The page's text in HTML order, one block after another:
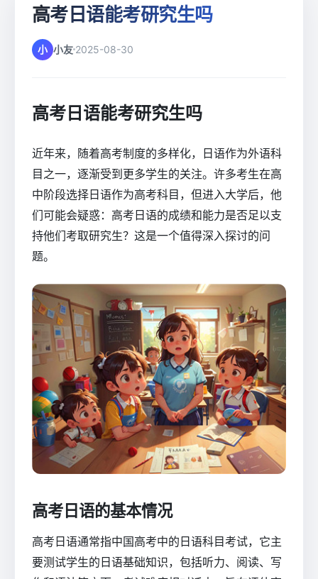
高考日语能考研究生吗
小 小友 2025-08-30
高考日语能考研究生吗
近年来，随着高考制度的多样化，日语作为外语科
目之一，逐渐受到更多学生的关注。许多考生在高
中阶段选择日语作为高考科目，但进入大学后，他
们可能会疑惑：高考日语的成绩和能力是否足以支
持他们考取研究生？这是一个值得深入探讨的问
题。
高考日语的基本情况
高考日语通常指中国高考中的日语科目考试，它主
要测试学生的日语基础知识，包括听力、阅读、写